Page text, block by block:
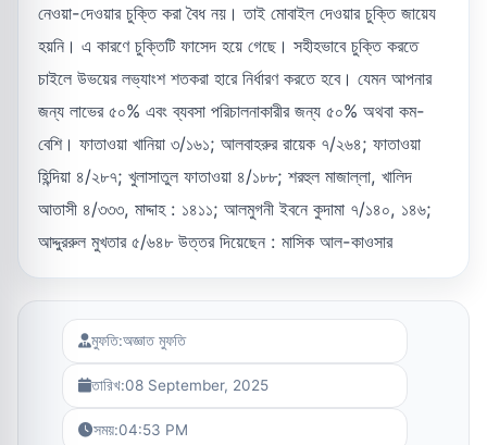
নেওয়া-দেওয়ার চুক্তি করা বৈধ নয়। তাই মোবাইল দেওয়ার চুক্তি জায়েয
হয়নি। এ কারণে চুক্তিটি ফাসেদ হয়ে গেছে। সহীহভাবে চুক্তি করতে
চাইলে উভয়ের লভ্যাংশ শতকরা হারে নির্ধারণ করতে হবে। যেমন আপনার
জন্য লাভের ৫০% এবং ব্যবসা পরিচালনাকারীর জন্য ৫০% অথবা কম-
বেশি। ফাতাওয়া খানিয়া ৩/১৬১; আলবাহরুর রায়েক ৭/২৬৪; ফাতাওয়া
হিন্দিয়া ৪/২৮৭; খুলাসাতুল ফাতাওয়া ৪/১৮৮; শরহুল মাজাল্লা, খালিদ
আতাসী ৪/৩৩৩, মাদ্দাহ : ১৪১১; আলমুগনী ইবনে কুদামা ৭/১৪০, ১৪৬;
আদ্দুররুল মুখতার ৫/৬৪৮ উত্তর দিয়েছেন : মাসিক আল-কাওসার
মুফতি:অজ্ঞাত মুফতি
তারিখ:08 September, 2025
সময়:04:53 PM